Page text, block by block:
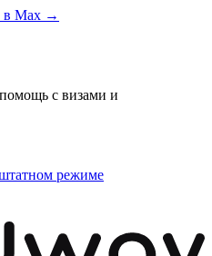
в Max →
с визами и
режиме